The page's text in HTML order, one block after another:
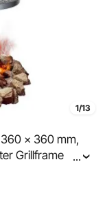
1/13
360 x 360 mm,
Grillframe
Spit Roast Grill
...